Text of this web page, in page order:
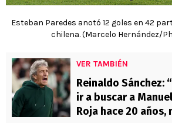
Esteban Paredes anotó 12 goles en 42
chilena. (Marcelo Hernández/
VER TAMBIÉN
Reinaldo Sánchez:
ir a buscar a
Roja hace 20 años,